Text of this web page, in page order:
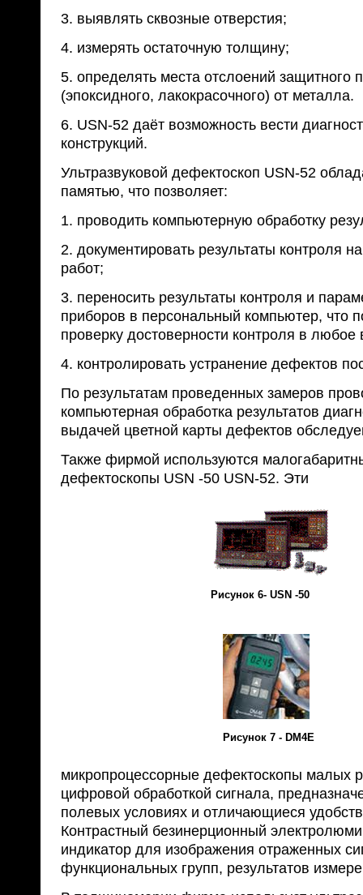
3. выявлять сквозные отверстия;
4. измерять остаточную толщину;
5. определять места отслоений защитного
(эпоксидного, лакокрасочного) от металла.
6. USN-52 даёт возможность вести
конструкций.
Ультразвуковой дефектоскоп USN-52
памятью, что позволяет:
1. проводить компьютерную обработку
2. документировать результаты контроля
работ;
3. переносить результаты контроля и
приборов в персональный компьютер, что
проверку достоверности контроля в любое
4. контролировать устранение дефектов
По результатам проведенных замеров
компьютерная обработка результатов
выдачей цветной карты дефектов
Также фирмой используются
дефектоскопы USN -50 USN-52. Эти
Рисунок 6- USN -50
Рисунок 7 - DM4E
микропроцессорные дефектоскопы малых
цифровой обработкой сигнала,
полевых условиях и отличающиеся
Контрастный безинерционный
индикатор для изображения отраженных
функциональных групп, результатов